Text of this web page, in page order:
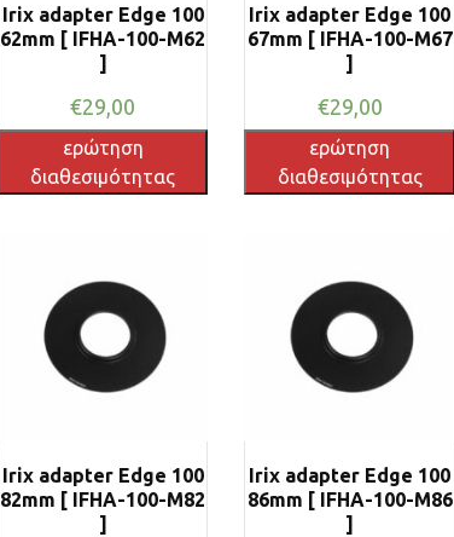
Irix adapter Edge 100
62mm [ IFHA-100-M62
]
€29,00
ερώτηση
διαθεσιμότητας
Irix adapter Edge 100
67mm [ IFHA-100-M67
]
€29,00
ερώτηση
διαθεσιμότητας
Irix adapter Edge 100
82mm [ IFHA-100-M82
]
Irix adapter Edge 100
86mm [ IFHA-100-M86
]